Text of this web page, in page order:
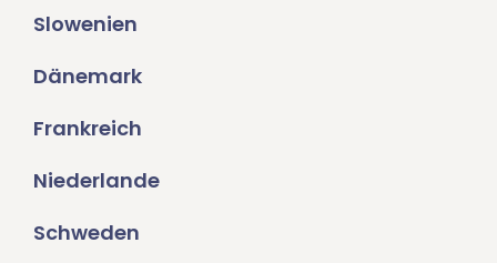
Slowenien
Dänemark
Frankreich
Niederlande
Schweden